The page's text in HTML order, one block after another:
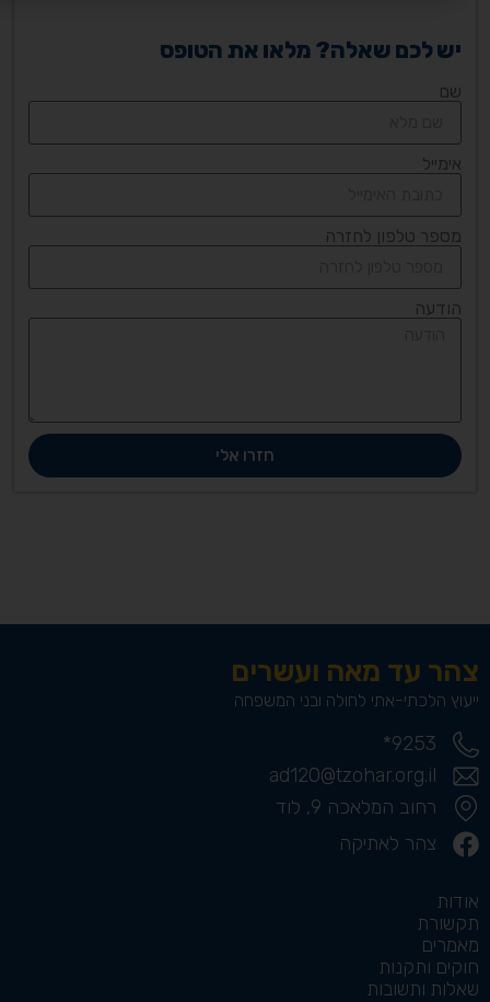
יש לכם שאלה? מלאו את הטופס
שם
אימייל
מספר טלפון לחזרה
הודעה
חזרו אלי
צהר עד מאה ועשרים
ייעוץ הלכתי-אתי לחולה ובני המשפחה
9253*
ad120@tzohar.org.il
רחוב המלאכה 9, לוד
צהר לאתיקה
אודות
תקשורת
מאמרים
חוקים ותקנות
שאלות ותשובות